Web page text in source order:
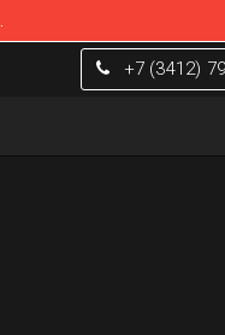
+7 (3412)